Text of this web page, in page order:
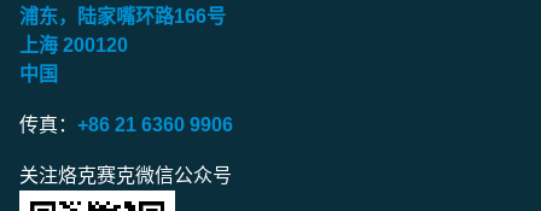
浦东，陆家嘴环路166号
上海 200120
中国
传真： +86 21 6360 9906
关注烙克赛克微信公众号